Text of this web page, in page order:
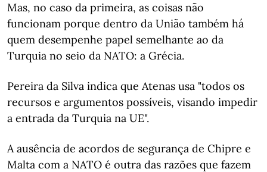
Mas, no caso da primeira, as coisas não
funcionam porque dentro da União também há
quem desempenhe papel semelhante ao da
Turquia no seio da NATO: a Grécia.
Pereira da Silva indica que Atenas usa "todos os
recursos e argumentos possíveis, visando impedir
a entrada da Turquia na UE".
A ausência de acordos de segurança de Chipre e
Malta com a NATO é outra das razões que fazem